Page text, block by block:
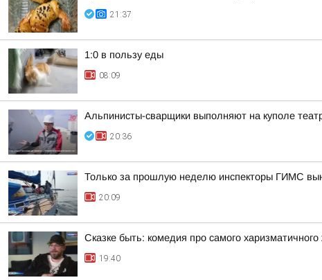
21:37
1:0 в пользу еды
08:09
Альпинисты-сварщики выполняют на куполе
20:36
Только за прошлую неделю инспекторы ГИМС
20:09
Сказке быть: комедия про самого
19:40